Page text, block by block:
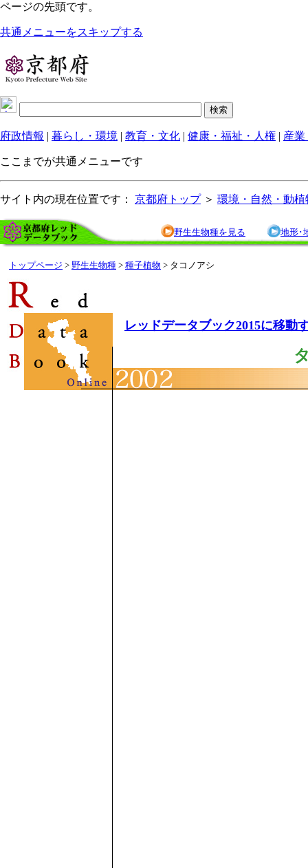
ページの先頭です。
共通メニューをスキップする
府政情報 | 暮らし・環境 | 教育・文化 | 健康・福祉・人権 | 産業
ここまでが共通メニューです
サイト内の現在位置です： 京都府トップ＞ 環境・自然・動植
野生生物種を見る 地形･
トップページ > 野生生物種 > 種子植物 > タコノアシ
レッドデータブック2015に移動